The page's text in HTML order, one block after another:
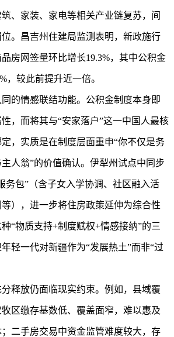
、家装、家电等相关产业链复苏，间
。昌吉州住建局监测表明，新政施行
房网签量环比增长19.3%，其中公积金
，较此前提升近一倍。
的情感联结功能。公积金制度本身即
，而将其与“安家落户”这一中国人最核
，实质是在制度层面重申“你不仅是务
人翁”的价值确认。伊犁州试点中同步
务包”（含子女入学协调、社区融入活
），进一步将住房政策延伸为综合性
“物质支持+制度赋权+情感接纳”的三
轻一代对新疆作为“发展热土”而非“过
释放仍面临现实约束。例如，县域覆
区缴存基数低、覆盖面窄，难以惠及
二手房交易中资金监管难度较大，存